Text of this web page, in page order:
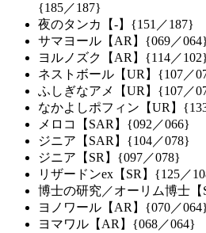
{185／187}
夜のタンカ【-】{151／187}
サマヨール【AR】{069／
ヨルノズク【AR】{114／
ネストボール【UR】{107／
ふしぎなアメ【UR】{107／
なかよしポフィン【UR】
メロコ【SAR】{092／066}
ジニア【SAR】{104／078}
ジニア【SR】{097／078}
リザードンex【SR】{125／
博士の研究／オーリム博士【
ヨノワール【AR】{070／
ヨマワル【AR】{068／064}